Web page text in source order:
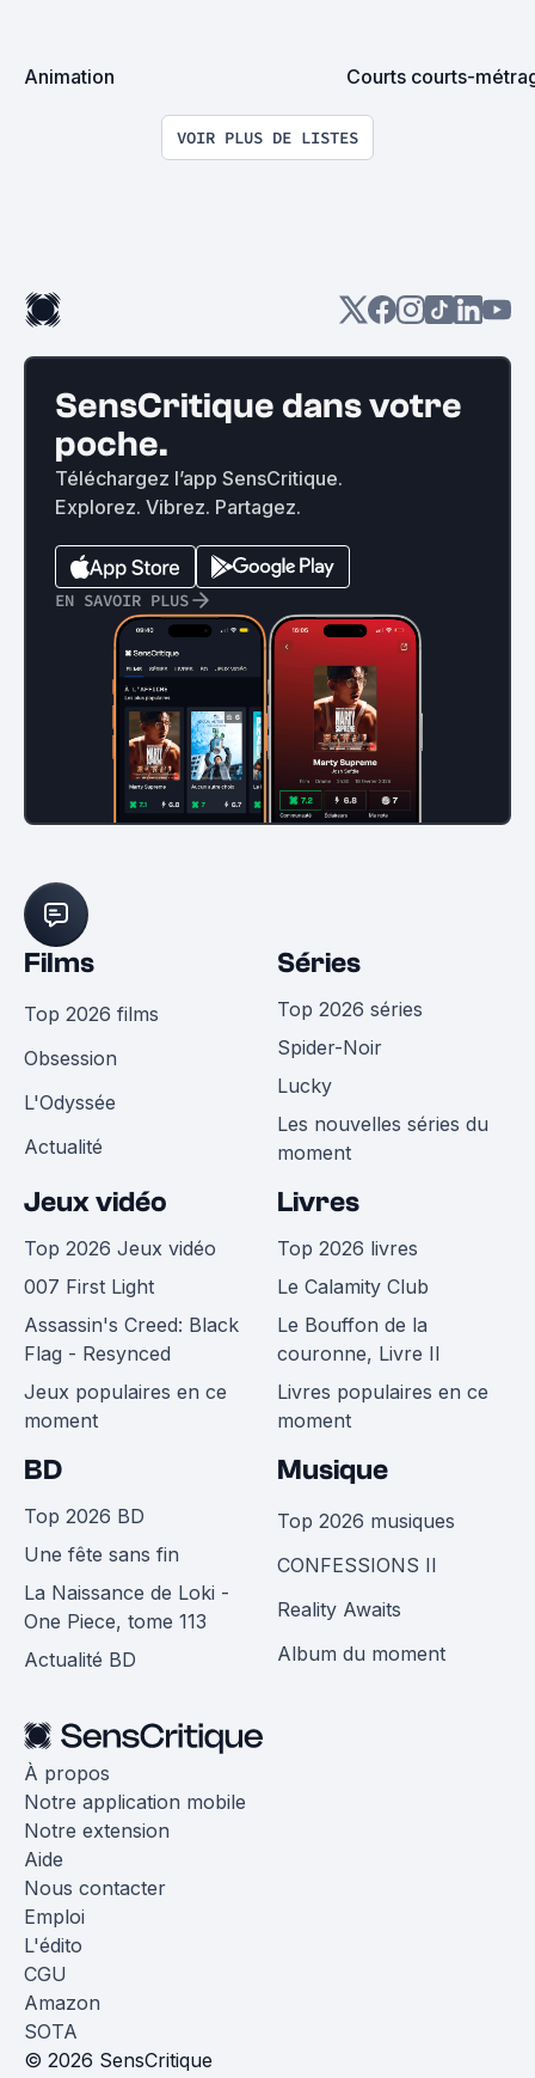
Animation Courts courts-
VOIR PLUS DE LISTES
SensCritique dans votre
poche.
Téléchargez l’app SensCritique.
Explorez. Vibrez. Partagez.
EN SAVOIR PLUS
Films
Top 2026 films
Obsession
L'Odyssée
Actualité
Séries
Top 2026 séries
Spider-Noir
Lucky
Les nouvelles séries du
moment
Jeux vidéo
Top 2026 Jeux vidéo
007 First Light
Assassin's Creed: Black
Flag - Resynced
Jeux populaires en ce
moment
Livres
Top 2026 livres
Le Calamity Club
Le Bouffon de la
couronne, Livre II
Livres populaires en ce
moment
BD
Top 2026 BD
Une fête sans fin
La Naissance de Loki -
One Piece, tome 113
Actualité BD
Musique
Top 2026 musiques
CONFESSIONS II
Reality Awaits
Album du moment
À propos
Notre application mobile
Notre extension
Aide
Nous contacter
Emploi
L'édito
CGU
Amazon
SOTA
© 2026 SensCritique